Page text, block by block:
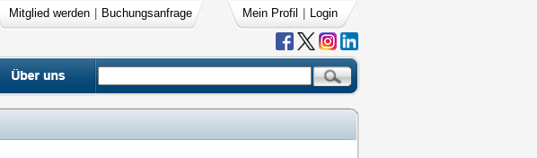
Mitglied werden Buchungsanfrage Mein Profil Login